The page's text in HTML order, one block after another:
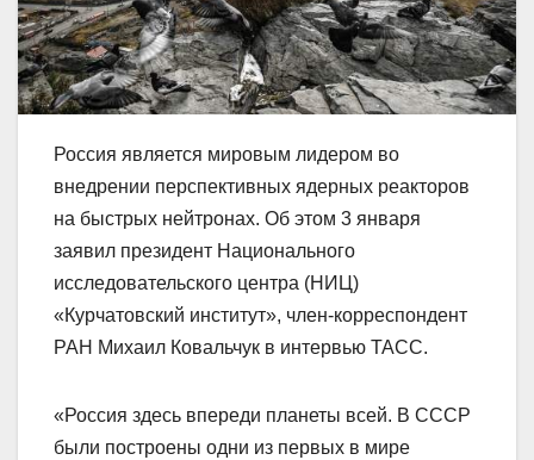
Россия является мировым лидером во
внедрении перспективных ядерных реакторов
на быстрых нейтронах. Об этом 3 января
заявил президент Национального
исследовательского центра (НИЦ)
«Курчатовский институт», член-корреспондент
РАН Михаил Ковальчук в интервью ТАСС.
«Россия здесь впереди планеты всей. В СССР
были построены одни из первых в мире